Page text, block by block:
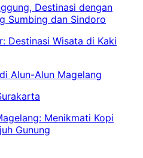
Destinasi dengan
Sumbing dan Sindoro
Destinasi Wisata di Kaki
Alun-Alun Magelang
Menikmati Kopi
Gunung